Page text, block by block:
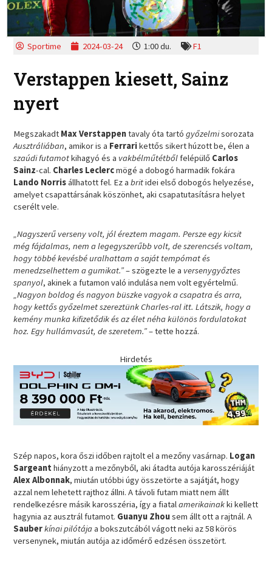
Sportime 2024-03-24 1:00 du. F1
Verstappen kiesett, Sainz
nyert
Megszakadt Max Verstappentavaly óta tartógyőzelmisorozata
Ausztráliában, amikor is a Ferrarikettős sikert húzott be, élen a
szaúdi futamotkihagyó és a vakbélműtétbőlfelépülő Carlos
Sainz-cal. Charles Leclercmögé a dobogó harmadik fokára
Lando Norrisállhatott fel. Ez abritidei első dobogós helyezése,
amelyet csapattársának köszönhet, aki csapatutasításra helyet
cserélt vele.
„Nagyszerű verseny volt, jól éreztem magam. Persze egy kicsit
még fájdalmas, nem a legegyszerűbb volt, de szerencsés voltam,
hogy többé kevésbé uralhattam a saját tempómat és
menedzselhettem a gumikat.”– szögezte le a versenygyőztes
spanyol, akinek a futamon való indulása nem volt egyértelmű.
„Nagyon boldog és nagyon büszke vagyok a csapatra és arra,
hogy kettős győzelmet szereztünk Charles-ral itt. Látszik, hogy a
kemény munka kifizetődik és az élet néha különös fordulatokat
hoz. Egy hullámvasút, de szeretem.”– tette hozzá.
Hirdetés
Szép napos, kora őszi időben rajtolt el a mezőny vasárnap. Logan
Sargeanthiányzott a mezőnyből, aki átadta autója karosszériáját
Alex Albonnak, miután utóbbi úgy összetörte a sajátját, hogy
azzal nem lehetett rajthoz állni. A távoli futam miatt nem állt
rendelkezésre másik karosszéria, így a fiatalamerikainakki kellett
hagynia az ausztrál futamot. Guanyu Zhousem állt ott a rajtnál. A
Sauberkínai pilótájaa bokszutcából vágott neki az 58 körös
versenynek, miután autója az időmérő edzésen összetört.